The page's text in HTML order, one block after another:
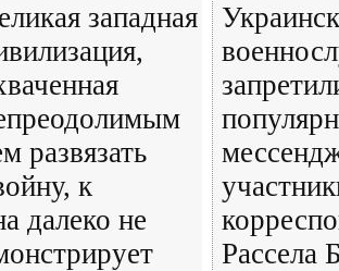
западная
развязать
к
далеко не
Рассела